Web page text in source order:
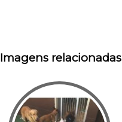
Imagens relacionadas